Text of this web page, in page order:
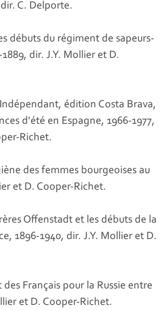
C. Delporte.
débuts du régiment de sapeurs-
dir. J.Y. Mollier et D.
édition Costa Brava,
d'été en Espagne, 1966-1977,
Richet.
des femmes bourgeoises au
et D. Cooper-Richet.
Offenstadt et les débuts de la
1896-1940, dir. J.Y. Mollier et D.
Français pour la Russie entre
et D. Cooper-Richet.